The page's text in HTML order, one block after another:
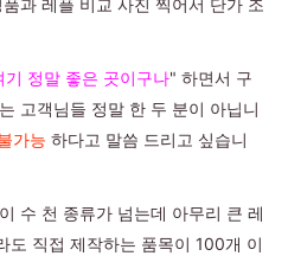
과 레플 비교 사진 찍어서 단가 조
기 정말 좋은 곳이구나" 하면서 구
고객님들 정말 한 두 분이 아닙니
가능 하다고 말씀 드리고 싶습니
수 천 종류가 넘는데 아무리 큰 레
도 직접 제작하는 품목이 100개 이